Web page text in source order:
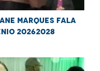
Marques fala
20262028